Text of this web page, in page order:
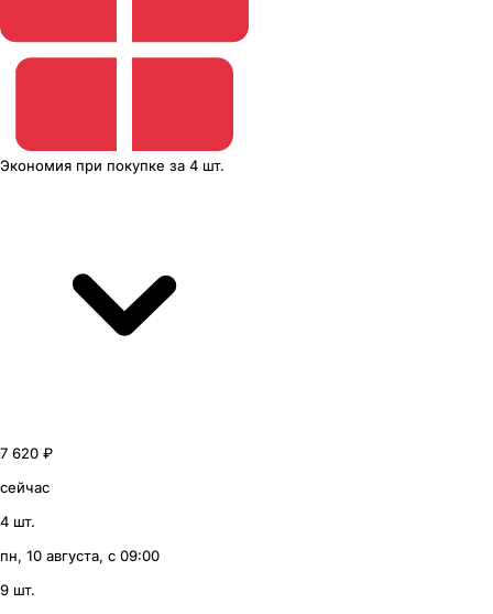
Экономия при покупке за 4 шт.
7 620 ₽
сейчас
4 шт.
пн, 10 августа, с 09:00
9 шт.